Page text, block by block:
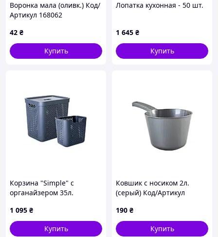
Воронка мала (оливк.) Код/
Артикул 168062
42 ₴
Купить
Лопатка кухонная - 50 шт.
1 645 ₴
Купить
Корзина "Simple" с
органайзером 35л.
171038
1 095 ₴
Купить
Ковшик с носиком 2л.
(серый) Код/Артикул
190 ₴
Купить